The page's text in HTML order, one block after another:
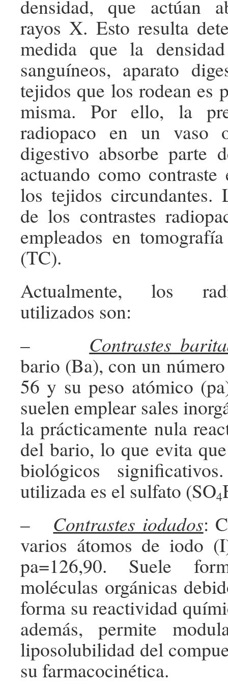
densidad, que actúan
rayos X. Esto resulta
medida que la
sanguíneos, aparato
tejidos que los rodean es
misma. Por ello, la
radiopaco en un vaso
digestivo absorbe parte
actuando como
los tejidos circundantes.
de los contrastes
empleados en
(TC).
Actualmente, los
utilizados son:
– Contrastes
bario (Ba), con un
56 y su peso atómico
suelen emplear sales
la prácticamente nula
del bario, lo que evita
biológicos
utilizada es el sulfato (SO4
– Contrastes iodados:
varios átomos de iodo
pa=126,90. Suele
moléculas orgánicas
forma su reactividad
además, permite
liposolubilidad del
su farmacocinética.